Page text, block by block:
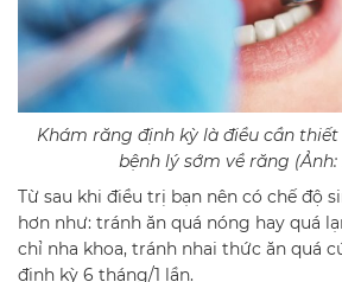
Khám răng định kỳ là điều cần
bệnh lý sớm về răng
Từ sau khi điều trị bạn nên có chế độ
hơn như: tránh ăn quá nóng hay quá
chỉ nha khoa, tránh nhai thức ăn quá
định kỳ 6 tháng/1 lần.